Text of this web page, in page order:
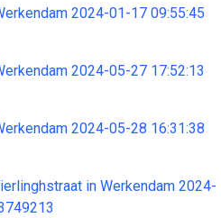
2024-01-17 09:55:45
2024-05-27 17:52:13
2024-05-28 16:31:38
in Werkendam 2024-